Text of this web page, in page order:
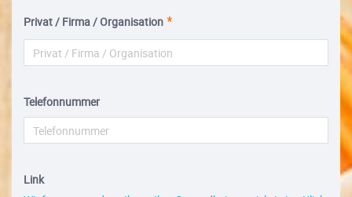
Privat / Firma / Organisation
Telefonnummer
Link